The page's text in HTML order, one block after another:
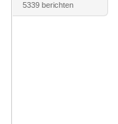
5339 berichten